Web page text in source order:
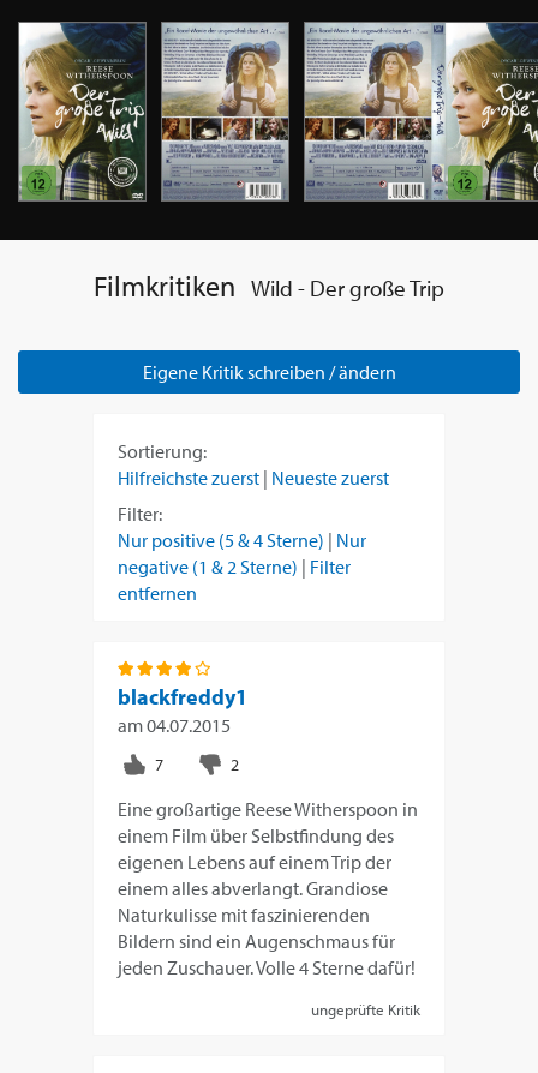
Filmkritiken Wild - Der große Trip
Eigene Kritik schreiben / ändern
Sortierung:
Hilfreichste zuerst | Neueste zuerst
Filter:
Nur positive (5 & 4 Sterne) | Nur
negative (1 & 2 Sterne) | Filter
entfernen
blackfreddy1
am04.07.2015
Eine großartige Reese Witherspoon in
einem Film über Selbstfindung des
eigenen Lebens auf einem Trip der
einem alles abverlangt. Grandiose
Naturkulisse mit faszinierenden
Bildern sind ein Augenschmaus für
jeden Zuschauer. Volle 4 Sterne dafür!
ungeprüfte Kritik